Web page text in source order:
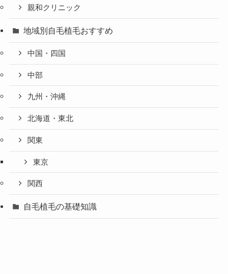
親和クリニック
地域別自毛植毛おすすめ
中国・四国
中部
九州・沖縄
北海道・東北
関東
東京
関西
自毛植毛の基礎知識